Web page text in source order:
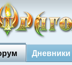
Дневники